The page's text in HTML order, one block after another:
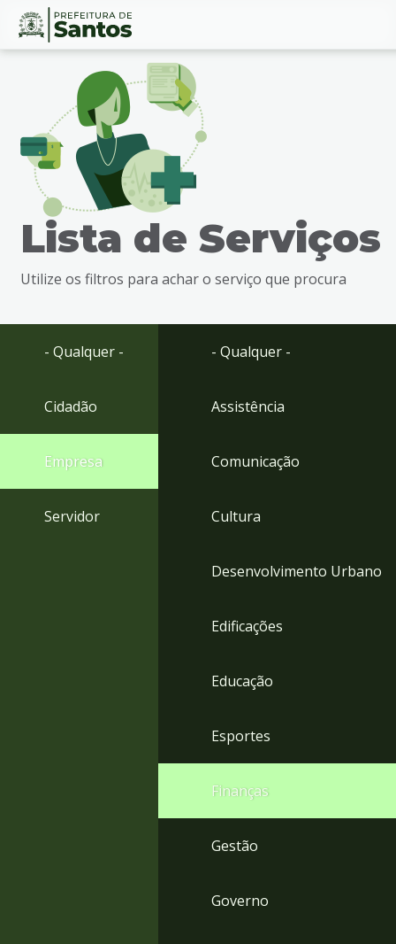
Ir
busca
Ir
Conteúdo
Lista de Serviços
Utilize os filtros para achar o serviço que procura
- Qualquer -
Cidadão
Empresa
Servidor
- Qualquer -
Assistência
Comunicação
Cultura
Desenvolvimento Urbano
Edificações
Educação
Esportes
Finanças
Gestão
Governo